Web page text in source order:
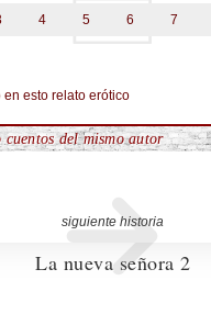
4 5 6 7
en esto relato erótico
del mismo autor
siguiente historia
La nueva señora 2